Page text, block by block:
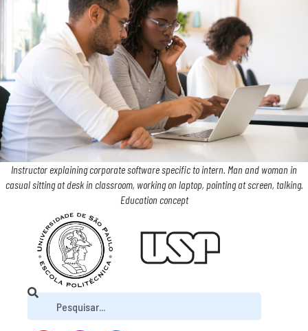
Instructor explaining corporate software specific to intern. Man and woman in
casual sitting at desk in classroom, working on laptop, pointing at screen, talking.
Education concept